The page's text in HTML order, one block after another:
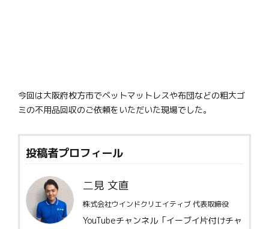
今回は大阪府枚方市でベットマットレスや布団などの粗大ゴ
ミの不用品回収のご依頼をいただいた現場でした。
投稿者プロフィール
二見 文直
株式会社ウインドクリエイティブ 代表取締役
YouTubeチャンネル「イーブイ片付けチャ